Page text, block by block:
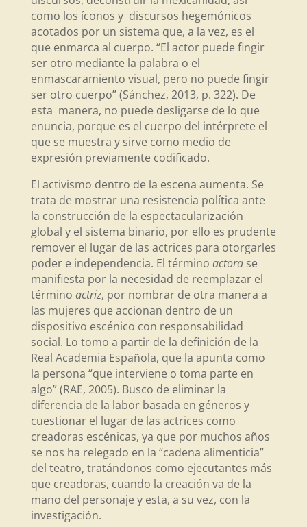
como los íconos y discursos hegemónicos
acotados por un sistema que, a la vez, es el
que enmarca al cuerpo. “El actor puede fingir
ser otro mediante la palabra o el
enmascaramiento visual, pero no puede fingir
ser otro cuerpo” (Sánchez, 2013, p. 322). De
esta manera, no puede desligarse de lo que
enuncia, porque es el cuerpo del intérprete el
que se muestra y sirve como medio de
expresión previamente codificado.
El activismo dentro de la escena aumenta. Se
trata de mostrar una resistencia política ante
la construcción de la espectacularización
global y el sistema binario, por ello es prudente
remover el lugar de las actrices para otorgarles
poder e independencia. El término actora se
manifiesta por la necesidad de reemplazar el
término actriz, por nombrar de otra manera a
las mujeres que accionan dentro de un
dispositivo escénico con responsabilidad
social. Lo tomo a partir de la definición de la
Real Academia Española, que la apunta como
la persona “que interviene o toma parte en
algo” (RAE, 2005). Busco de eliminar la
diferencia de la labor basada en géneros y
cuestionar el lugar de las actrices como
creadoras escénicas, ya que por muchos años
se nos ha relegado en la “cadena alimenticia”
del teatro, tratándonos como ejecutantes más
que creadoras, cuando la creación va de la
mano del personaje y esta, a su vez, con la
investigación.